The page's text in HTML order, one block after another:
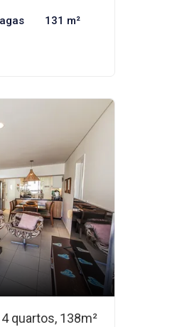
131 m²
quartos, 138m²